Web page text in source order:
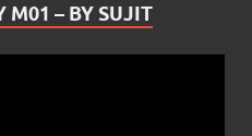
M01 – BY SUJIT